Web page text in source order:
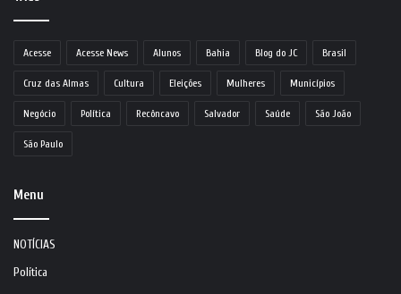
Acesse Acesse News Alunos Bahia Blog do JC Brasil
Cruz das Almas Cultura Eleições Mulheres Municípios
Negócio Política Recôncavo Salvador Saúde São João
São Paulo
Menu
NOTÍCIAS
Política